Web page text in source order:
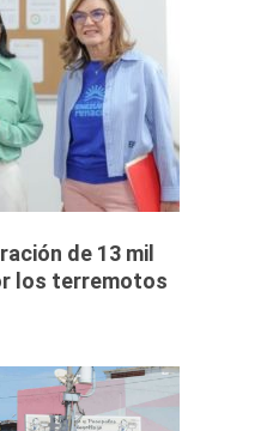
de 13 mil
los terremotos